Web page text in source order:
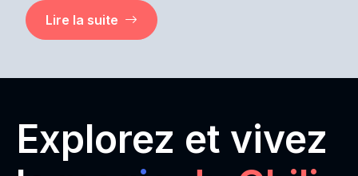
Lire la suite
Explorez et vivez